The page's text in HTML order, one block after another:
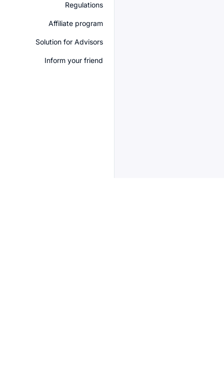
Regulations
Affiliate program
Solution for Advisors
Inform your friend